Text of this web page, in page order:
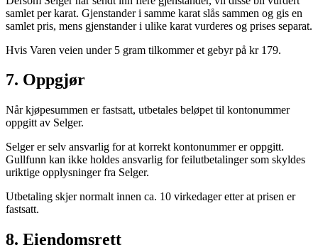
samlet per karat. Gjenstander i samme karat slås sammen og gis en
samlet pris, mens gjenstander i ulike karat vurderes og prises separat.
Hvis Varen veien under 5 gram tilkommer et gebyr på kr 179.
7. Oppgjør
Når kjøpesummen er fastsatt, utbetales beløpet til kontonummer
oppgitt av Selger.
Selger er selv ansvarlig for at korrekt kontonummer er oppgitt.
Gullfunn kan ikke holdes ansvarlig for feilutbetalinger som skyldes
uriktige opplysninger fra Selger.
Utbetaling skjer normalt innen ca. 10 virkedager etter at prisen er
fastsatt.
8. Eiendomsrett